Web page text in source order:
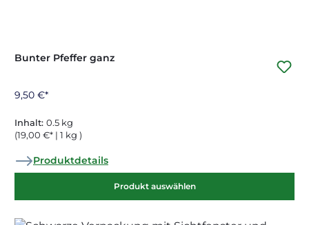
Bunter Pfeffer ganz
9,50 €*
Inhalt: 0.5 kg
(19,00 €* | 1 kg )
Produktdetails
Produkt auswählen